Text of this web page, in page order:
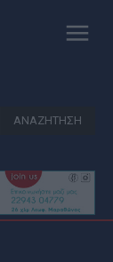
ΑΝΑΖΗΤΗΣΗ